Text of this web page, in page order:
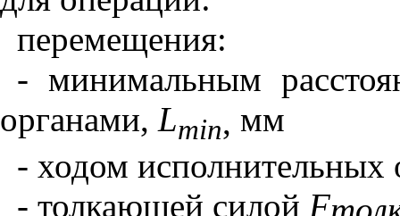
перемещения:
- минимальным
органами, Lmin, мм
- ходом исполнительных
- толкающей силой F